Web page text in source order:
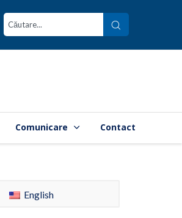
Comunicare Contact
English